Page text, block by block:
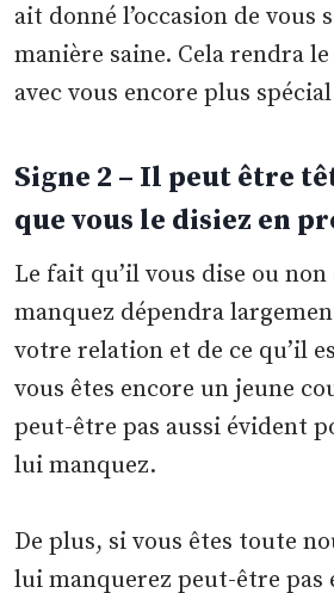
ait donné l’occasion de vous
manière saine. Cela rendra
avec vous encore plus
Signe 2 – Il peut être
que vous le disiez en
Le fait qu’il vous dise ou
manquez dépendra
votre relation et de ce qu’il
vous êtes encore un jeune
peut-être pas aussi évident
lui manquez.
De plus, si vous êtes toute
lui manquerez peut-être pas